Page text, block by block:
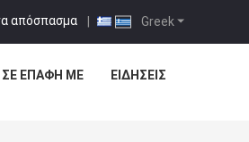
Greek
απόσπασμα |
ΣΕ ΕΠΑΦΉ ΜΕ ΕΙΔΉΣΕΙΣ